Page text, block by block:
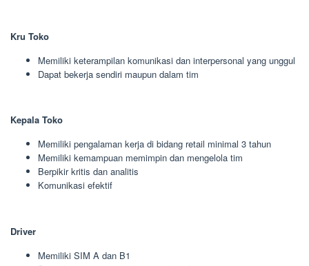
Kru Toko
Memiliki keterampilan komunikasi dan interpersonal yang unggul
Dapat bekerja sendiri maupun dalam tim
Kepala Toko
Memiliki pengalaman kerja di bidang retail minimal 3 tahun
Memiliki kemampuan memimpin dan mengelola tim
Berpikir kritis dan analitis
Komunikasi efektif
Driver
Memiliki SIM A dan B1